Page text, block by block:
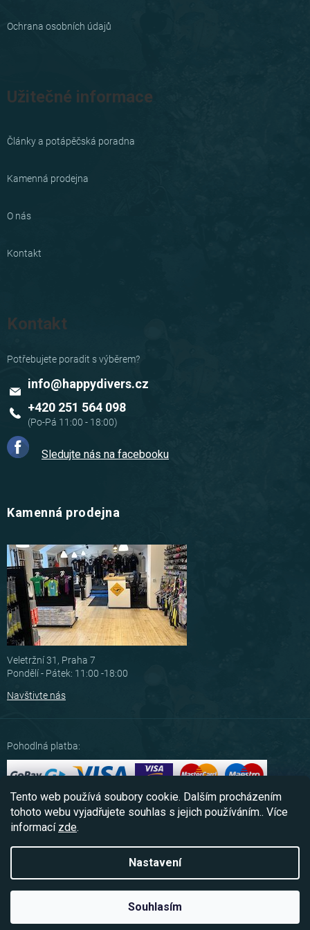
Tento web používá soubory cookie. Dalším procházením
tohoto webu vyjadřujete souhlas s jejich používáním.. Více
informací zde.
Nastavení
Souhlasím
Ochrana osobních údajů
Užitečné informace
Články a potápěčská poradna
Kamenná prodejna
O nás
Kontakt
Kontakt
info@happydivers.cz
+420 251 564 098
Sledujte nás na facebooku
Kamenná prodejna
Veletržní 31, Praha 7
Pondělí - Pátek: 11:00 -18:00
Navštivte nás
Pohodlná platba:
Možnosti dopravy:
Scubashop.cz. Všechna práva vyhrazena.